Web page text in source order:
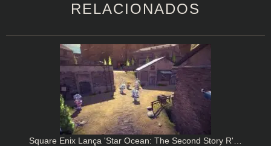
RELACIONADOS
Square Enix Lança 'Star Ocean: The Second Story R'…